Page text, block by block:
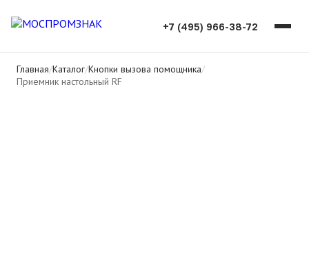
+7 (495) 966-38-72
Главная/Каталог/Кнопки вызова помощника/
Приемник настольный RF